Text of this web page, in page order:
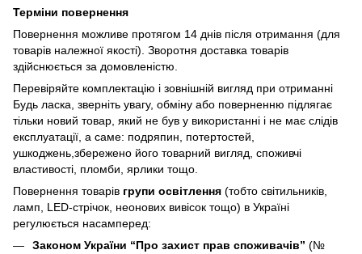
Терміни повернення
Повернення можливе протягом 14 днів після отримання (для
товарів належної якості). Зворотня доставка товарів
здійснюється за домовленістю.
Перевіряйте комплектацію і зовнішній вигляд при отриманні
Будь ласка, зверніть увагу, обміну або поверненню підлягає
тільки новий товар, який не був у використанні і не має слідів
експлуатації, а саме: подряпин, потертостей,
ушкоджень,збережено його товарний вигляд, споживчі
властивості, пломби, ярлики тощо.
Повернення товарів групи освітлення (тобто світильників,
ламп, LED-стрічок, неонових вивісок тощо) в Україні
регулюється насамперед:
Законом України “Про захист прав споживачів” (№